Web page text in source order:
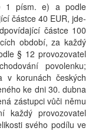
1 písm. e) a podle
částce 40 EUR, jde-
částce 100
období, za každý
§ 12 provozovatel
povolenku;
v korunách českých
ke dni 30. dubna
zástupci vůči němu
každý provozovatel
svého podílu ve